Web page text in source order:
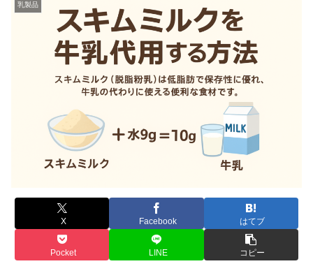
乳製品
X Facebook はてブ
Pocket LINE コピー